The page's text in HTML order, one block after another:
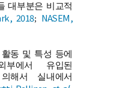
대부분은 비교적
2018; NASEM,
동 및 특성 등에
에서 유입된
해서 실내에서